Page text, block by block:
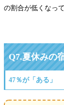
の割合が低くなっ
Q7.夏休みの
47％が「ある」